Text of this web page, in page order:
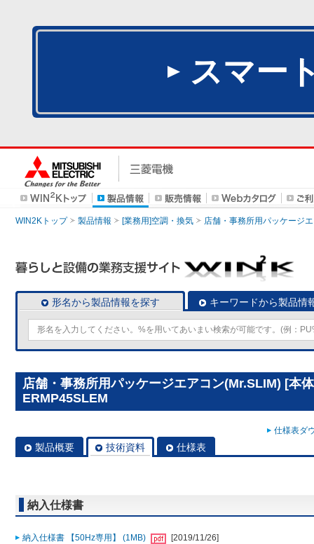
スマー
WIN2Kトップ 製品情報 [業務用]空調・換気 店舗・事務所用パッケージ
形名から製品情報を探す キーワードから製品情
店舗・事務所用パッケージエアコン(Mr.SLIM) [本
ERMP45SLEM
仕様表ダ
製品概要 技術資料 仕様表
納入仕様書
納入仕様書 【50Hz専用】 (1MB)
[2019/11/26]